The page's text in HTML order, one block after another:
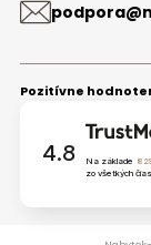
Pozitívne
4.8 Na základe
zo všetkých čias